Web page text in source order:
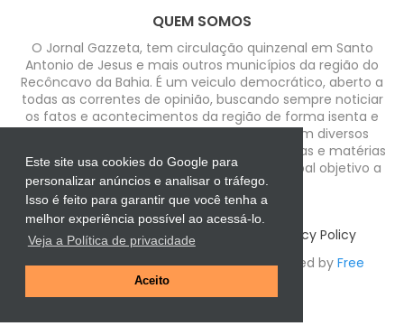
Este site usa cookies do Google para
personalizar anúncios e analisar o tráfego.
Isso é feito para garantir que você tenha a
melhor experiência possível ao acessá-lo.
Veja a Política de privacidade
Aceito
QUEM SOMOS
O Jornal Gazzeta, tem circulação quinzenal em Santo
Antonio de Jesus e mais outros municípios da região do
Recôncavo da Bahia. É um veiculo democrático, aberto a
todas as correntes de opinião, buscando sempre noticiar
os fatos e acontecimentos da região de forma isenta e
com credibilidade. Possui colaboradores em diversos
segmentos que enfocam assuntos, temáticas e matérias
de forma independente tendo como principal objetivo a
informação de qualidade...
Home About Contact us
Privacy Policy
Design by -Blogger Templates| Distributed by Free